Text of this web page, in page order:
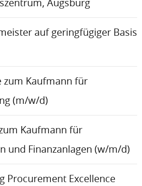
Augsburg
auf geringfügiger Basis
zum Kaufmann für
(m/w/d)
Kaufmann für
und Finanzanlagen (w/m/d)
Procurement Excellence